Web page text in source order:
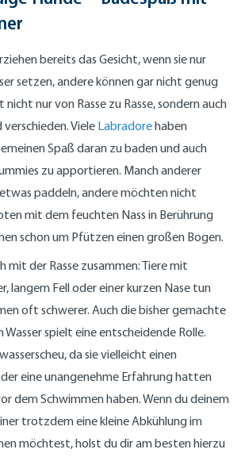
bereits das Gesicht, wenn sie nur
setzen, andere können gar nicht genug
nur von Rasse zu Rasse, sondern auch
Viele Labradorehaben
Spaß daran zu baden und auch
zu apportieren. Manch anderer
paddeln, andere möchten nicht
mit dem feuchten Nass in Berührung
schon um Pfützen einen großen Bogen.
mit der Rasse zusammen: Tiere mit
langem Fell oder einer kurzen Nase tun
oft schwerer. Auch die bisher gemachte
spielt eine entscheidende Rolle.
da sie vielleicht einen
eine unangenehme Erfahrung hatten
dem Schwimmen haben. Wenn du deinem
trotzdem eine kleine Abkühlung im
möchtest, holst du dir am besten hierzu